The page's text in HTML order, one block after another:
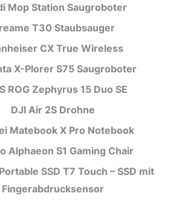
Mop Station Saugroboter
T30 Staubsauger
CX True Wireless
X-Plorer S75 Saugroboter
ROG Zephyrus 15 Duo SE
DJI Air 2S Drohne
Matebook X Pro Notebook
Alphaeon S1 Gaming Chair
SSD T7 Touch – SSD mit
Fingerabdrucksensor